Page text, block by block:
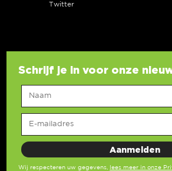
Twitter
Schrijf je in voor onze
Wij respecteren uw gegevens, lees meer in onze